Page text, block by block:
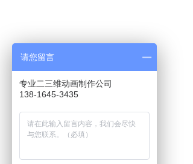
请您留言
专业二三维动画制作公司
138-1645-3435